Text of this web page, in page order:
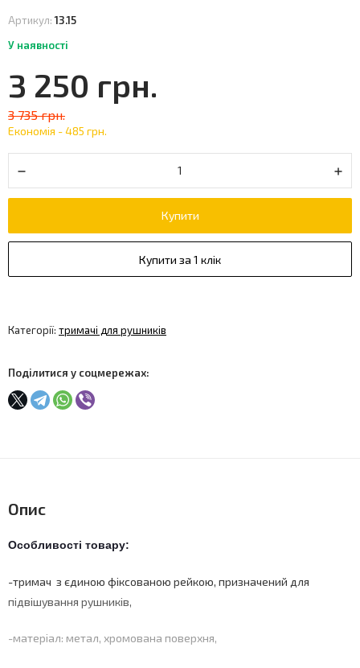
Артикул:13.15
У наявності
3 250 грн.
3 735 грн.
Економія -485 грн.
Купити
Купити за 1 клік
Категорії: тримачі для рушників
Поділитися у соцмережах:
Опис
Особливості товару:
-тримач з єдиною фіксованою рейкою, призначений для
підвішування рушників,
-матеріал: метал, хромована поверхня,